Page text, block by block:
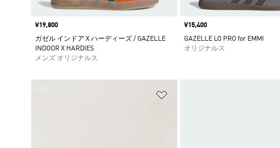
価格
¥19,800
ガゼル インドア X ハーディーズ / GAZELLE
INDOOR X HARDIES
メンズ オリジナルス
価格
¥15,400
GAZELLE LO PRO for EMMI
オリジナルス